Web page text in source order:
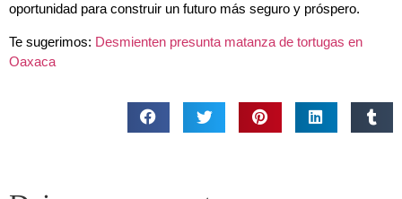
oportunidad para construir un futuro más seguro y próspero.
Te sugerimos: Desmienten presunta matanza de tortugas en
Oaxaca